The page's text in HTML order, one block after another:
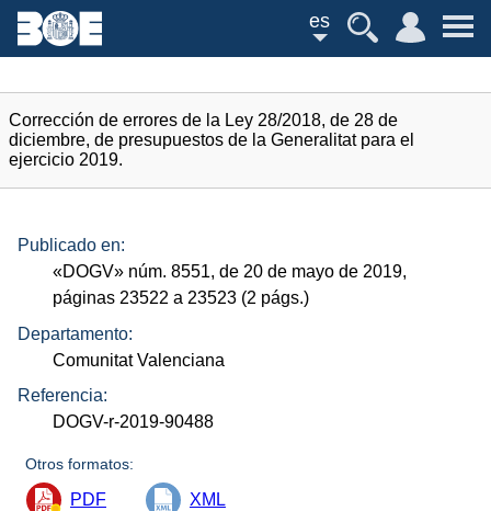
es
Corrección de errores de la Ley 28/2018, de 28 de
diciembre, de presupuestos de la Generalitat para el
ejercicio 2019.
Publicado en:
«DOGV» núm. 8551, de 20 de mayo de 2019,
páginas 23522 a 23523 (2 págs.)
Departamento:
Comunitat Valenciana
Referencia:
DOGV-r-2019-90488
Otros formatos:
PDF XML